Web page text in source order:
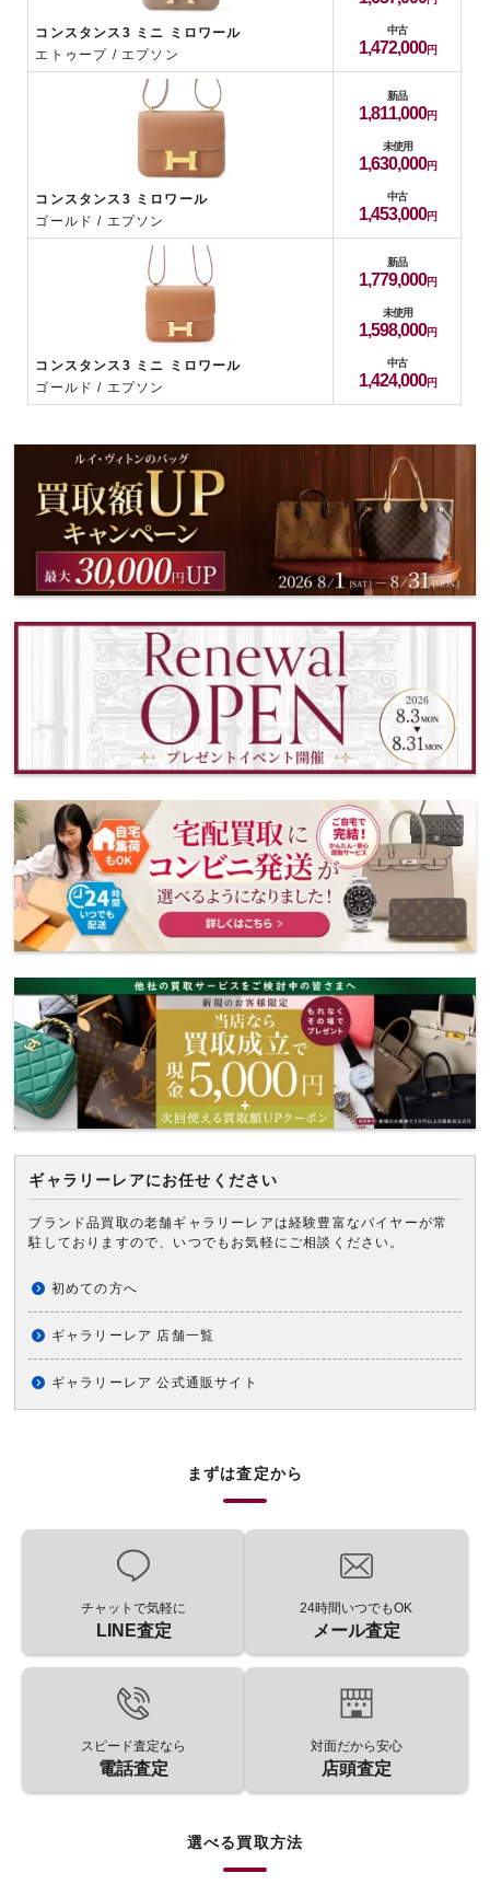
コンスタンス3 ミニ ミロワール
エトゥープ / エプソン
中古
1,472,000
コンスタンス3 ミロワール
ゴールド / エプソン
新品
1,811,000
未使用
1,630,000
中古
1,453,000
コンスタンス3 ミニ ミロワール
ゴールド / エプソン
新品
1,779,000
未使用
1,598,000
中古
1,424,000
ギャラリーレアにお任せください
ブランド品買取の老舗ギャラリーレアは経験豊富なバイヤーが常
駐しておりますので、いつでもお気軽にご相談ください。
初めての方へ
ギャラリーレア 店舗一覧
ギャラリーレア 公式通販サイト
まずは査定から
チャットで気軽に
LINE査定
24時間いつでもOK
メール査定
スピード査定なら
電話査定
対面だから安心
店頭査定
選べる買取方法